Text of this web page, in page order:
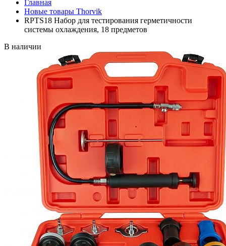
Главная
Новые товары Thorvik
RPTS18 Набор для тестирования герметичности
системы охлаждения, 18 предметов
В наличии